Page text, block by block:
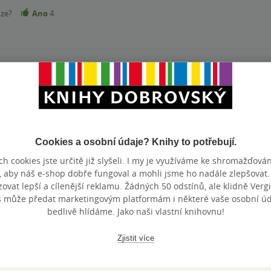
Ano4
čtenářský deník, ale povídání o knize před třídou. Když
tak jmenoval tuto. A protože ji v naší knihovně neměli a
zaujmout. Jakmile mladší syn slyšel děj, tak říkal, že už knihu
Mám ráda, když verše mají rytmus, a ne že z toho trčí
Koala vůbec nemluví sprostě, resp. nadává, ale sprostá slova
svému obsahu. Za mne je to opravdu brak bez
Ano3
výběr této knihy. Příjemný krátký příběh pro děti.
Cookies a osobní údaje? Knihy to potřebují.
cookies jste určitě již slyšeli. I my je využíváme ke
aby náš e-shop dobře fungoval a mohli jsme ho nadále zlepšovat.
lepší a cílenější reklamu. Žádných 50 odstínů, ale klidně
může předat marketingovým platformám i některé vaše osobní
bedlivě hlídáme. Jako naši vlastní knihovnu!
Zjistit více